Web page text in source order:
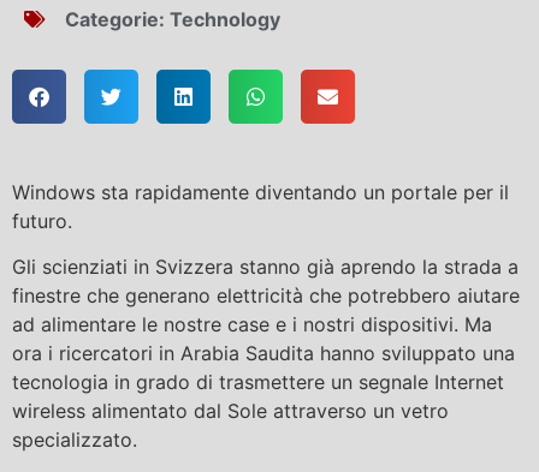
Categorie: Technology
Windows sta rapidamente diventando un portale per il
futuro.
Gli scienziati in Svizzera stanno già aprendo la strada a
finestre che generano elettricità che potrebbero aiutare
ad alimentare le nostre case e i nostri dispositivi. Ma
ora i ricercatori in Arabia Saudita hanno sviluppato una
tecnologia in grado di trasmettere un segnale Internet
wireless alimentato dal Sole attraverso un vetro
specializzato.